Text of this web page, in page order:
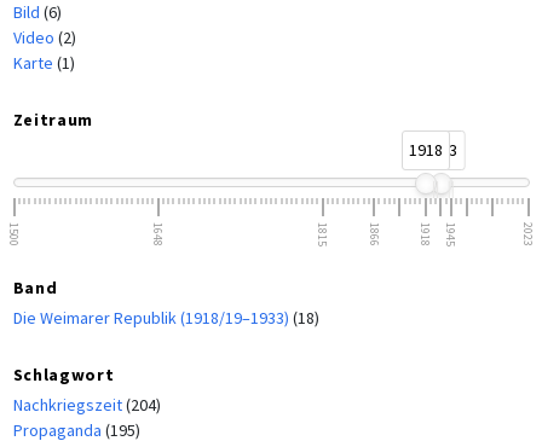
Bild (6)
Video (2)
Karte (1)
Zeitraum
19181933
1500 1648 1815 1866 1918 1945 2023
Band
Die Weimarer Republik (1918/19–1933) (18)
Schlagwort
Nachkriegszeit(204)
Propaganda (195)